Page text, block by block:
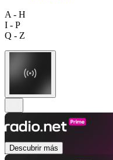
A - H
I - P
Q - Z
Descubrir más